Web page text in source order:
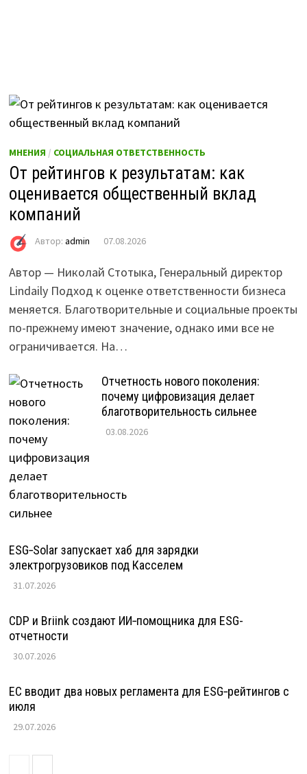
МНЕНИЯ / СОЦИАЛЬНАЯ ОТВЕТСТВЕННОСТЬ
От рейтингов к результатам: как
оценивается общественный вклад
компаний
Автор: admin 07.08.2026
Автор — Николай Стотыка, Генеральный директор
Lindaily Подход к оценке ответственности бизнеса
меняется. Благотворительные и социальные проекты
по-прежнему имеют значение, однако ими все не
ограничивается. На…
Отчетность нового поколения:
почему цифровизация делает
благотворительность сильнее
03.08.2026
ESG‑Solar запускает хаб для зарядки
электрогрузовиков под Касселем
31.07.2026
CDP и Briink создают ИИ‑помощника для ESG-
отчетности
30.07.2026
ЕС вводит два новых регламента для ESG‑рейтингов с
июля
29.07.2026